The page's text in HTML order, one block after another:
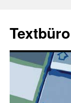
springen